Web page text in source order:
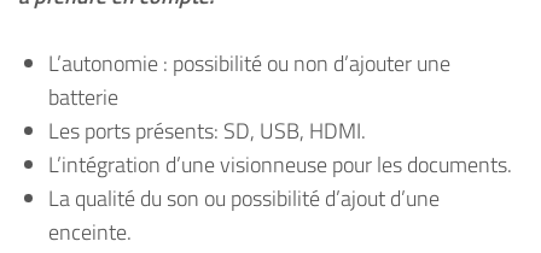
L’autonomie : possibilité ou non d’ajouter une
batterie
Les ports présents: SD, USB, HDMI.
L’intégration d’une visionneuse pour les documents.
La qualité du son ou possibilité d’ajout d’une
enceinte.